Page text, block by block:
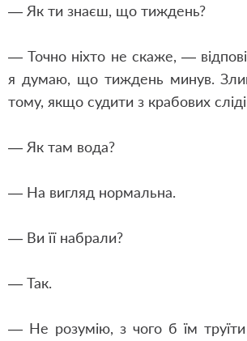
— Як ти знаєш, що тиждень?
— Точно ніхто не скаже, —
я думаю, що тиждень минув.
тому, якщо судити з крабових
— Як там вода?
— На вигляд нормальна.
— Ви її набрали?
— Так.
— Не розумію, з чого б їм